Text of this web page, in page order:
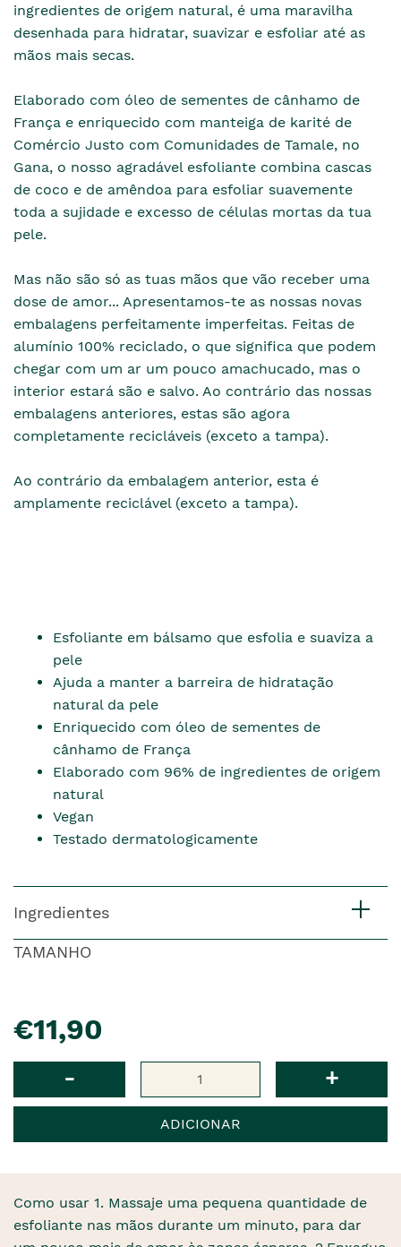
ingredientes de origem natural, é uma maravilha
desenhada para hidratar, suavizar e esfoliar até as
mãos mais secas.
Elaborado com óleo de sementes de cânhamo de
França e enriquecido com manteiga de karité de
Comércio Justo com Comunidades de Tamale, no
Gana, o nosso agradável esfoliante combina cascas
de coco e de amêndoa para esfoliar suavemente
toda a sujidade e excesso de células mortas da tua
pele.
Mas não são só as tuas mãos que vão receber uma
dose de amor... Apresentamos-te as nossas novas
embalagens perfeitamente imperfeitas. Feitas de
alumínio 100% reciclado, o que significa que podem
chegar com um ar um pouco amachucado, mas o
interior estará são e salvo. Ao contrário das nossas
embalagens anteriores, estas são agora
completamente recicláveis (exceto a tampa).
Ao contrário da embalagem anterior, esta é
amplamente reciclável (exceto a tampa).
Esfoliante em bálsamo que esfolia e suaviza a
pele
Ajuda a manter a barreira de hidratação
natural da pele
Enriquecido com óleo de sementes de
cânhamo de França
Elaborado com 96% de ingredientes de origem
natural
Vegan
Testado dermatologicamente
Ingredientes
TAMANHO
€11,90
- +
ADICIONAR
Como usar 1. Massaje uma pequena quantidade de
esfoliante nas mãos durante um minuto, para dar